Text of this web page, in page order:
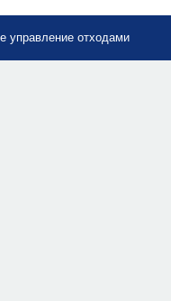
управление отходами